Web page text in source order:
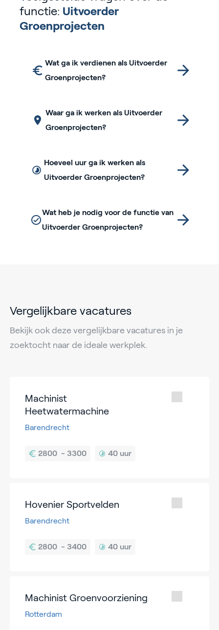
functie: Uitvoerder
Groenprojecten
Wat ga ik verdienen als Uitvoerder
Groenprojecten?
Waar ga ik werken als Uitvoerder
Groenprojecten?
Hoeveel uur ga ik werken als
Uitvoerder Groenprojecten?
Wat heb je nodig voor de functie van
Uitvoerder Groenprojecten?
Vergelijkbare vacatures
Bekijk ook deze vergelijkbare vacatures in je
zoektocht naar de ideale werkplek.
Machinist
Heetwatermachine
Barendrecht
40 uur
Hovenier Sportvelden
Barendrecht
40 uur
Machinist Groenvoorziening
Rotterdam